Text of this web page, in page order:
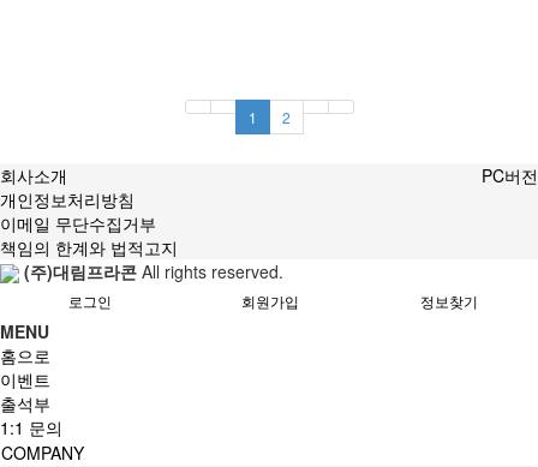
1 2
회사소개
개인정보처리방침
이메일 무단수집거부
책임의 한계와 법적고지
PC버전
(주)대림프라콘 All rights reserved.
로그인 회원가입 정보찾기
MENU
홈으로
이벤트
출석부
1:1 문의
COMPANY